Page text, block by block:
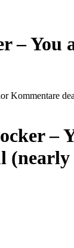
– You
Kommentare
–
(nearly